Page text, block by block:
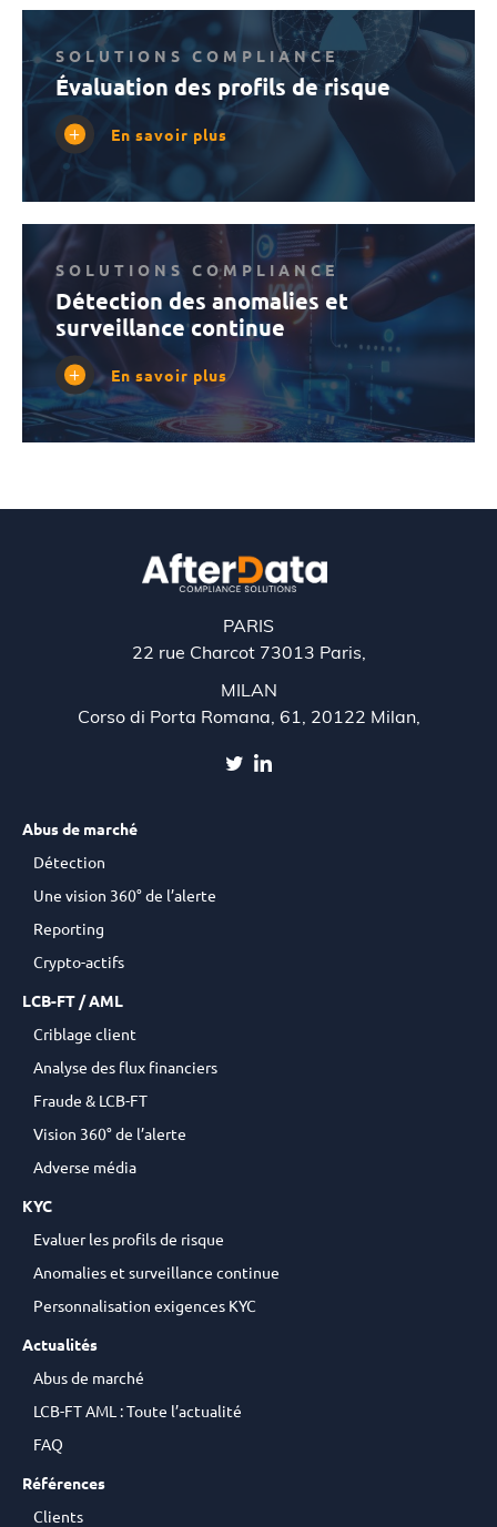
SOLUTIONS COMPLIANCE
Évaluation des profils de risque
En savoir plus
SOLUTIONS COMPLIANCE
Détection des anomalies et
surveillance continue
En savoir plus
PARIS
22 rue Charcot 73013 Paris,
MILAN
Corso di Porta Romana, 61, 20122 Milan,
Abus de marché
Détection
Une vision 360° de l’alerte
Reporting
Crypto-actifs
LCB-FT / AML
Criblage client
Analyse des flux financiers
Fraude & LCB-FT
Vision 360° de l’alerte
Adverse média
KYC
Evaluer les profils de risque
Anomalies et surveillance continue
Personnalisation exigences KYC
Actualités
Abus de marché
LCB-FT AML : Toute l’actualité
FAQ
Références
Clients